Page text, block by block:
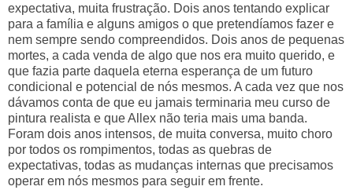
expectativa, muita frustração. Dois anos tentando explicar
para a família e alguns amigos o que pretendíamos fazer e
nem sempre sendo compreendidos. Dois anos de pequenas
mortes, a cada venda de algo que nos era muito querido, e
que fazia parte daquela eterna esperança de um futuro
condicional e potencial de nós mesmos. A cada vez que nos
dávamos conta de que eu jamais terminaria meu curso de
pintura realista e que Allex não teria mais uma banda.
Foram dois anos intensos, de muita conversa, muito choro
por todos os rompimentos, todas as quebras de
expectativas, todas as mudanças internas que precisamos
operar em nós mesmos para seguir em frente.